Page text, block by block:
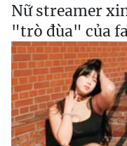
Nữ streamer
"trò đùa" của